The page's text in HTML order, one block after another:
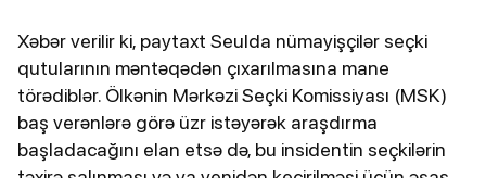
Xəbər verilir ki, paytaxt Seulda nümayişçilər seçki
qutularının məntəqədən çıxarılmasına mane
törədiblər. Ölkənin Mərkəzi Seçki Komissiyası (MSK)
baş verənlərə görə üzr istəyərək araşdırma
başladacağını elan etsə də, bu insidentin seçkilərin